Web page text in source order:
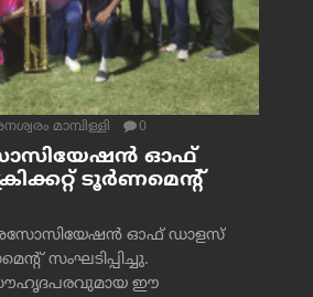
മാമ്പിള്ളി 0
ഓഫ്
ടൂർണമെന്റ്
ഓഫ് ഡാളസ്
സംഘടിപ്പിച്ചു.
ഈ